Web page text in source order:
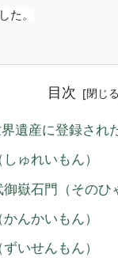
た。
目次
遺産に登録され
ゅれいもん）
嶽石門（そのひ
んかいもん）
いせんもん）